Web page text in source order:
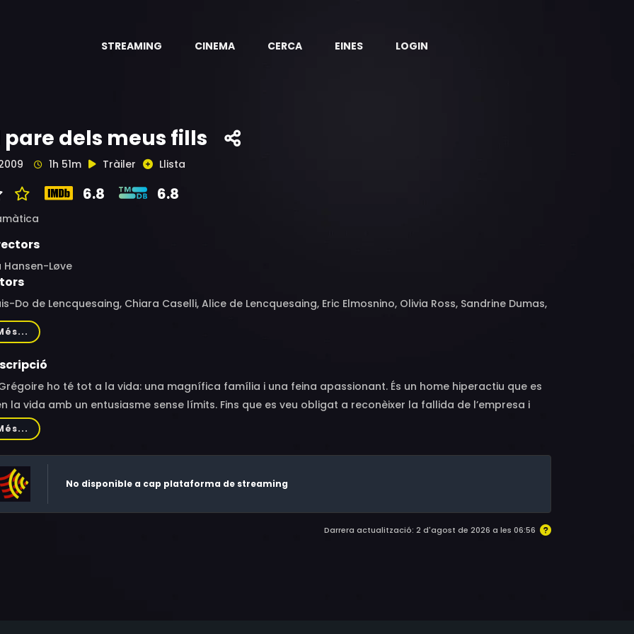
STREAMING CINEMA CERCA EINES LOGIN
pare dels meus fills
1h 51m Tràiler Llista
6.8 6.8
Hansen-Løve
Do de Lencquesaing, Chiara Caselli, Alice de Lencquesaing, Eric Elmosnino, Olivia Ross, Sandrine Dumas,
Frot, Alice Gautier, Manelle Driss, Jamshed Usmonov, Magne-Håvard Brekke, Michaël Abiteboul,
Paimblanc, André Marcon, Guy-Patrick Sainderichin, Valérie Lang, Ludovic Bergery, Manuel Schapira,
Chevènement, Alka Balbir, Hélène Bastide, David Blot, Juliette Mallon, Laurent Perrin, Peter Von Poehl,
ho té tot a la vida: una magnífica família i una feina apassionant. És un home hiperactiu que es
la vida amb un entusiasme sense límits. Fins que es veu obligat a reconèixer la fallida de l’empresa i
No disponible a cap plataforma de streaming
Darrera actualització: 2 d'agost de 2026 a les 06:56